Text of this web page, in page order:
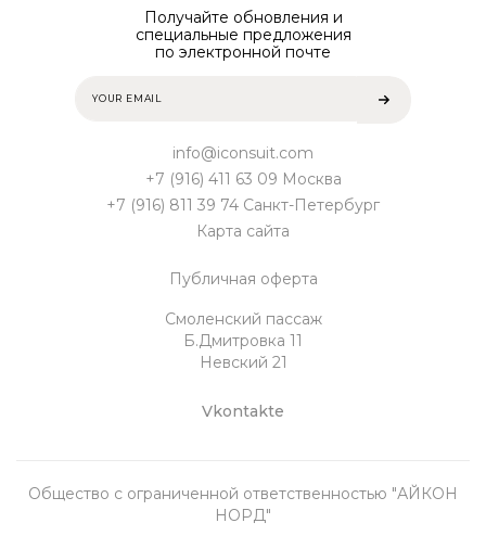
Получайте обновления и
специальные предложения
по электронной почте
info@iconsuit.com
+7 (916) 411 63 09 Москва
+7 (916) 811 39 74 Санкт-Петербург
Карта сайта
Публичная оферта
Смоленский пассаж
Б.Дмитровка 11
Невский 21
Vkontakte
Общество с ограниченной ответственностью "АЙКОН
НОРД"